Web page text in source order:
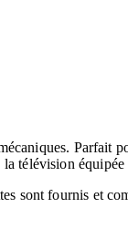
Parfait
télévision
sont fournis et